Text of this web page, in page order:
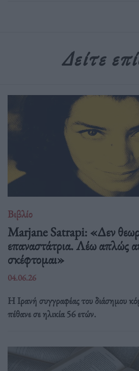
Δείτε
Βιβλίο
Marjane Satrapi: «Δεν
επαναστάτρια. Λέω απλώς
σκέφτομαι»
04.06.26
Η Ιρανή συγγραφέας του διάσημου
πέθανε σε ηλικία 56 ετών.